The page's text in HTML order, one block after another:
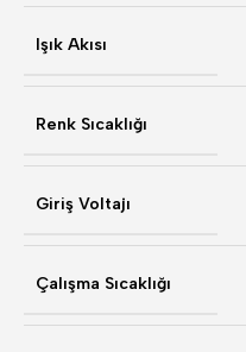
Işık Akısı
Renk Sıcaklığı
Giriş Voltajı
Çalışma Sıcaklığı